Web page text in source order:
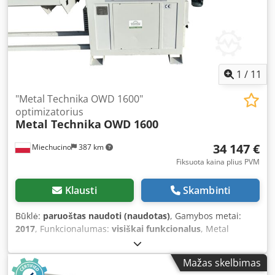
1 / 11
Miechucino 387 km
"Metal Technika OWD 1600"
optimizatorius
Metal Technika OWD 1600
34 147 €
Fiksuota kaina plius PVM
Klausti Skambinti
Būklė: paruoštas naudoti (naudotas), Gamybos metai:
2017, Funkcionalumas: visiškai funkcionalus, Metal
Technika OWD 1600 Optimizer - Manufactured in Poland -
Year of manufacture: 2017 TECHNICAL PARAMETERS: -
Cutting width: 250 mm - Cutting height: 120 mm -Mažas skelbimas